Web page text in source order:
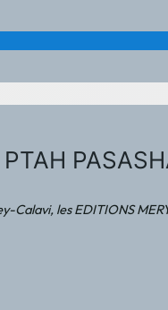
PTAH
Calavi, les EDITIONS